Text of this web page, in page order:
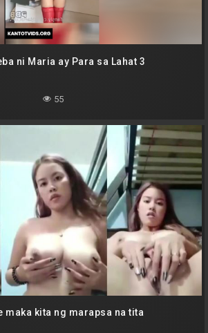
ni Maria ay Para sa Lahat 3
55
maka kita ng marapsa na tita